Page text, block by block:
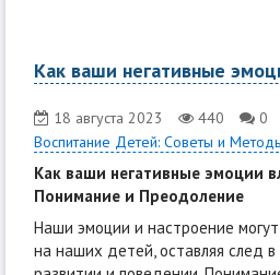
Как ваши негативные
18 августа 2023 440
0
Воспитание Детей: Советы и
Как ваши негативные эмоции
Понимание и Преодоление
Наши эмоции и настроение
на наших детей, оставляя след в